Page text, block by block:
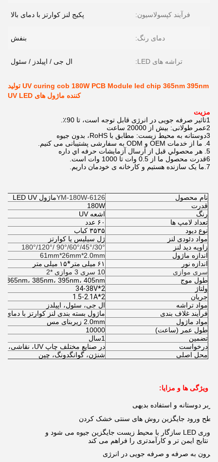
فرآیند کپسولاسیون: پکیج لنز کوارتز با دمای بالا
دمای رنگ: بنفش
تراشه های LED: ال جی / اپیلدز / سئول
UV curing cob 180W PCB Module led chip 365nm 395nm تولید
کننده ماژول های UV LED
مزیت
1تاثیر صرفه جویی در انرژی قابل توجه است، تا 90٪.
2عمر طولانی: بیش از 20000 ساعت
3دوستانه به محیط زیست: مطابق با RoHS، بدون جیوه
4. ما از خدمات OEM و ODM به سفارشی پشتیبانی می کنیم.
5. هر محصولي قبل از ارسال آزمايشات حرفه اي داره
6قدرت محصول ما از 0.5 وات تا 1000 وات است.
7. ما یک سازنده هستیم و کارخانه ی خودمان داریم.
نام محصول YM-180W-6126ماژول LED UV
قدرت
180W
رنگ
اشعه UV
تعداد لامپ ها
۶۰ عدد
نوع دیود
۳۵۳۵ کباب
مواد دئودی لنز
ژل سیلیس یا کوارتز
زاویه دید لنز
30°/45°/60°/90° /120°/180°
اندازه ماژول
61mm*26mm*2.0mm
اندازه نور
۶۱ میلی متر*۱۵ میلی متر
سری موازی
10 سری 3 موازی *2
طول موج
365nm، 385nm، 395nm، 405nm
ولتاژ
34-38V*2
جریان
1.5-2.1A*2
مواد تراشه
ال جی، سئول، اپیلدز
فرآیند غلاف بندی
ماژول بسته بندی لنز کوارتز با دمای
مواد ماژول
2.0mm زیربنای مس
طول عمر (ساعت)
10000
تضمین
1سال
درخواست
در صنایع مختلف چاپ UV، نقاشی،
محل اصلی
شنژن، گوانگدونگ، چین
ویژگی ها و مزایا:
کاربر دوستانه و استفاده بدیهی
سطح ورود جایگزین روش های سنتی خشک کردن
فناوری LED سازگار با محیط زیست جایگزین جیوه می شود و
نتایج ایمن تر و کارآمدتری را فراهم می کند
مقرون به صرفه و صرفه جویی در انرژی